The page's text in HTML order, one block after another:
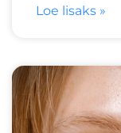
Loe lisaks »